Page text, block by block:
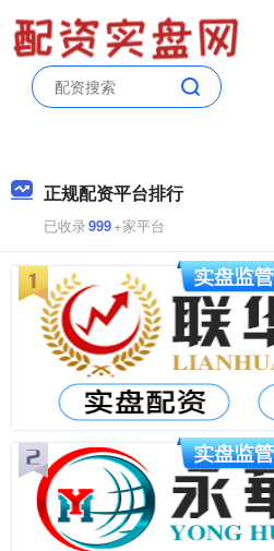
正规配资平台排行
已收录999+家平台